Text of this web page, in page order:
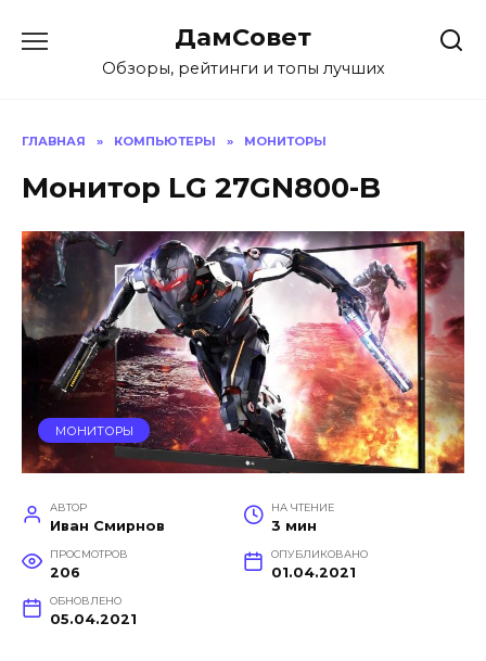
содержанию
ДамСовет
Обзоры, рейтинги и топы лучших
ГЛАВНАЯ » КОМПЬЮТЕРЫ » МОНИТОРЫ
Монитор LG 27GN800-B
МОНИТОРЫ
АВТОР
Иван Смирнов
НА ЧТЕНИЕ
3 мин
ПРОСМОТРОВ
206
ОПУБЛИКОВАНО
01.04.2021
ОБНОВЛЕНО
05.04.2021